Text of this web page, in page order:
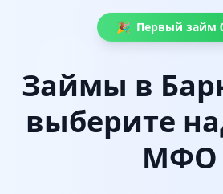
🎉 Первый займ
Займы в
выберите
МФО